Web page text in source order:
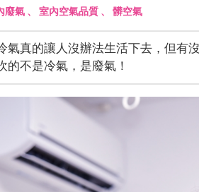
廢氣 、室內空氣品質 、髒空氣
氣真的讓人沒辦法生活下去，但有
的不是冷氣，是廢氣！